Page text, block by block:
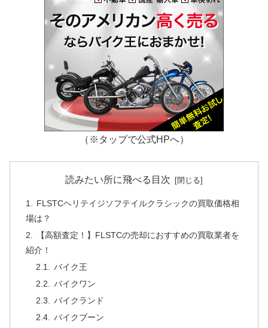
（※タップで公式HPへ）
読みたい所に飛べる目次
FLSTCヘリテイジソフテイルクラシックの買取価格相
場は？
【高額査定！】FLSTCの売却におすすめの買取業者を
紹介！
バイク王
バイクワン
バイクランド
バイクブーン